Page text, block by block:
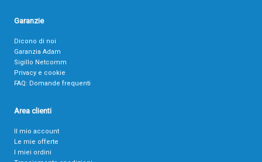
Garanzie
Dicono di noi
Garanzia Adam
Sigillo Netcomm
Privacy e cookie
FAQ: Domande frequenti
Area clienti
Il mio account
Le mie offerte
I miei ordini